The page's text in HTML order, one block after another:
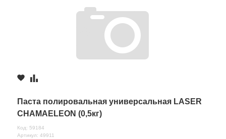
Паста полировальная универсальная LASER
CHAMAELEON (0,5кг)
Код: 59184
Артикул: 49911